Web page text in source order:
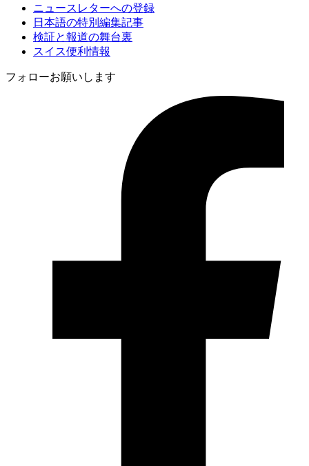
ニュースレターへの登録
日本語の特別編集記事
検証と報道の舞台裏
スイス便利情報
フォローお願いします